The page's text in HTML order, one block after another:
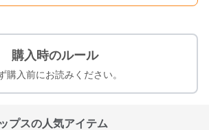
購入時のルール
購入前にお読みください。
プスの人気アイテム